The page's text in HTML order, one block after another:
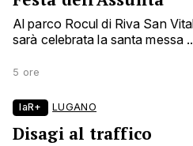
Al parco Rocul di Riva San
sarà celebrata la santa messa
5 ore
laR+ LUGANO
Disagi al traffico